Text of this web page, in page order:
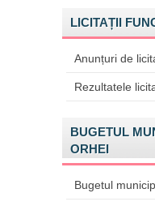
LICITAȚII
Anunțuri de
Rezultatele
BUGETUL
ORHEI
Bugetul